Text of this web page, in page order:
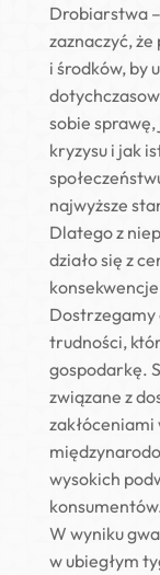
Drobiarstwa
zaznaczyć, że
i środków, by
sobie sprawę,
kryzysu i jak
najwyższe
Dlatego z
działo się z
Dostrzegamy
trudności,
gospodarkę.
związane z
zakłóceniami
wysokich
W wyniku
w ubiegłym